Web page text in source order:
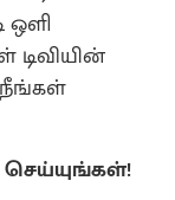
ஒளி
டிவியின்
செய்யுங்கள்!